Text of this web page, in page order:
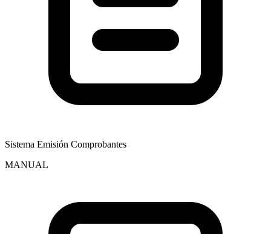
Sistema Emisión Comprobantes
MANUAL